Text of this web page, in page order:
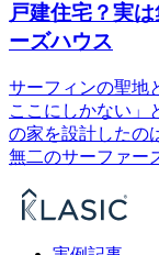
戸建住宅？実
ーズハウス
サーフィンの聖地
ここにしかない」
の家を設計したの
無二のサーファー